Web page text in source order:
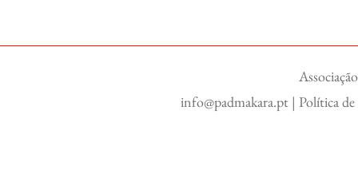
info@padmakara.pt | Política